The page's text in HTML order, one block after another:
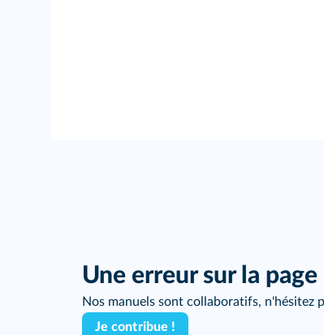
Une erreur sur la page
Nos manuels sont collaboratifs, n'hésitez
Je contribue !